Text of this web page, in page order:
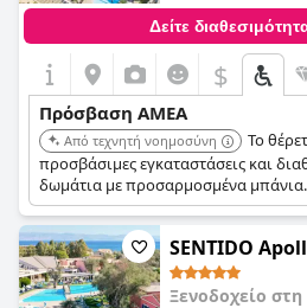
Δείτε
$
Πρόσβαση ΑΜΕΑ
Από τεχνητή νοημοσύνη
Το
προσβάσιμες εγκαταστάσεις και
δωμάτια με προσαρμοσμένα
σε όλο το θέρετρο είναι επίσης
αμαξίδιο και διατίθενται
SENTIDO
Ξενοδοχείο στη